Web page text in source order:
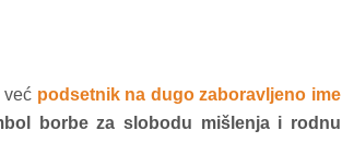
već podsetnik na dugo zaboravljeno ime
borbe za slobodu mišlenja i rodnu